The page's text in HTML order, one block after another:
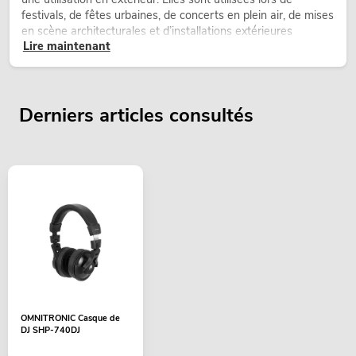
festivals, de fêtes urbaines, de concerts en plein air, de mises
en scène architecturales et d’installations extérieures
temporaires.
Lire maintenant
Derniers articles consultés
OMNITRONIC Casque de
DJ SHP-740DJ